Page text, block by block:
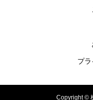
プ
Copyright ©